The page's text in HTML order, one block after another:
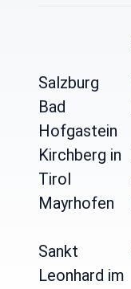
Salzburg
Bad
Hofgastein
Kirchberg in
Tirol
Mayrhofen
Sankt
Leonhard im